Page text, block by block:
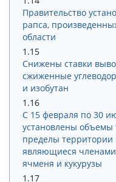
Правительство
рапса,
области
1.15
Снижены ставки
сжиженные
и изобутан
1.16
С 15 февраля по 30
установлены объемы
пределы территории
являющиеся
ячменя и кукурузы
1.17